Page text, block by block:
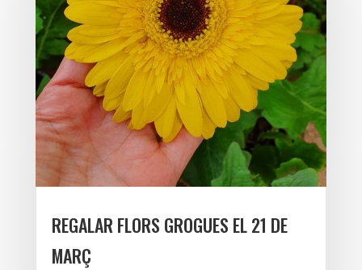
REGALAR FLORS GROGUES EL 21 DE
MARÇ